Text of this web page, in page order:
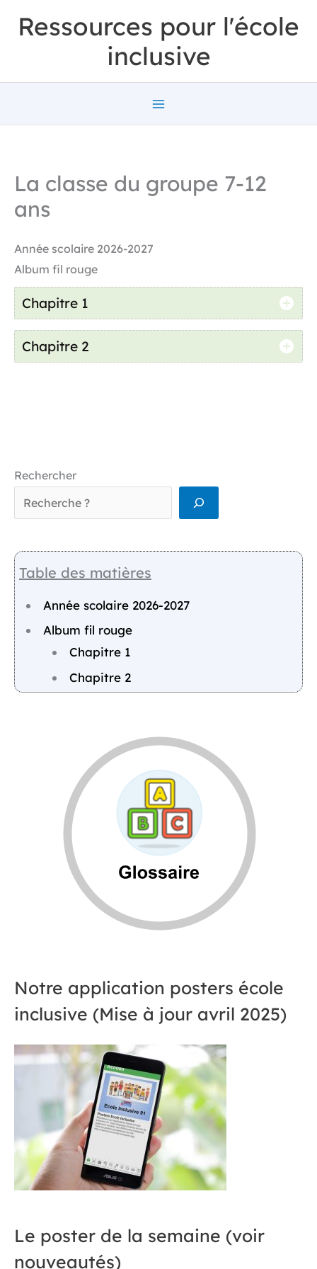
Ressources pour l'école
inclusive
La classe du groupe 7-12
ans
Année scolaire 2026-2027
Album fil rouge
Chapitre 1
Chapitre 2
Rechercher
Table des matières
Année scolaire 2026-2027
Album fil rouge
Chapitre 1
Chapitre 2
Notre application posters école
inclusive (Mise à jour avril 2025)
Le poster de la semaine (voir
nouveautés)